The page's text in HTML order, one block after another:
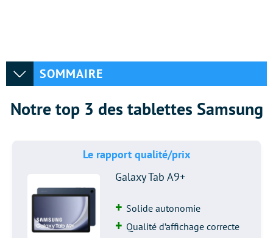
SOMMAIRE
Notre top 3 des tablettes Samsung
Le rapport qualité/prix
Galaxy Tab A9+
Solide autonomie
Qualité d’affichage correcte